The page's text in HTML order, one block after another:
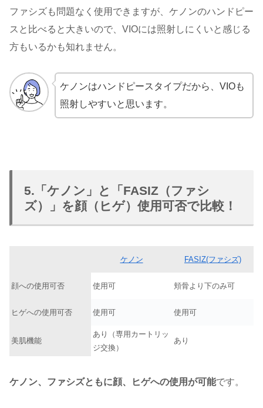
ファシズも問題なく使用できますが、ケノンのハンドピー
スと比べると大きいので、VIOには照射しにくいと感じる
方もいるかも知れません。
ケノンはハンドピースタイプだから、VIOも
照射しやすいと思います。
5.「ケノン」と「FASIZ（ファシ
ズ）」を顔（ヒゲ）使用可否で比較！
ケノン FASIZ(ファシズ)
顔への使用可否 使用可 頬骨より下のみ可
ヒゲへの使用可否 使用可 使用可
美肌機能
あり（専用カートリッ
ジ交換）
あり
ケノン、ファシズともに顔、ヒゲへの使用が可能です。